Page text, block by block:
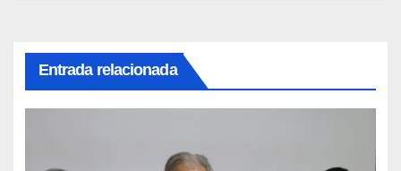
Entrada relacionada